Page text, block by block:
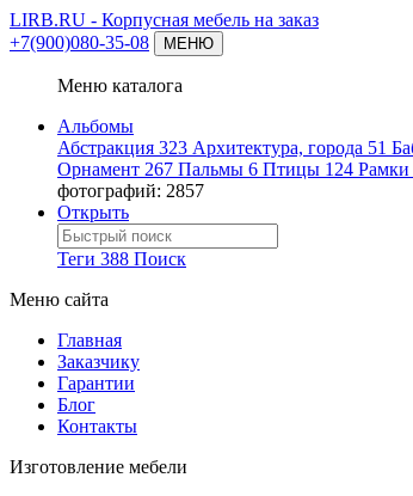
LIRB.RU - Корпусная мебель на заказ
+7(900)080-35-08
МЕНЮ
Меню каталога
Альбомы
Абстракция 323 Архитектура, города 51
Орнамент 267 Пальмы 6 Птицы 124 Рамки
фотографий: 2857
Открыть
Теги 388 Поиск
Меню сайта
Главная
Заказчику
Гарантии
Блог
Контакты
Изготовление мебели